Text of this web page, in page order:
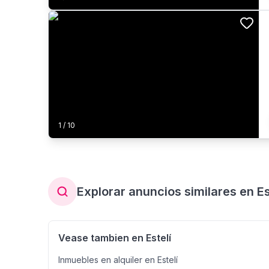
1 / 10
Explorar anuncios similares en
Vease tambien en Estelí
Inmuebles en alquiler en Estelí